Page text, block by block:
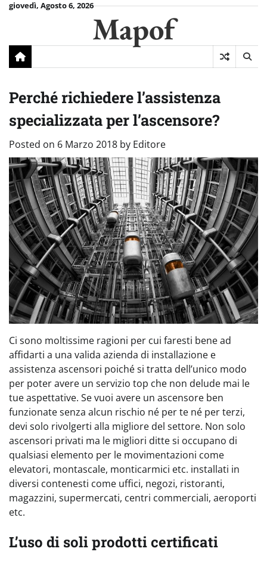
Skipgiovedì, Agosto 6, 2026
Mapof
Perché richiedere l’assistenza
specializzata per l’ascensore?
Posted on 6 Marzo 2018 by Editore
Ci sono moltissime ragioni per cui faresti bene ad
affidarti a una valida azienda di installazione e
assistenza ascensori poiché si tratta dell’unico modo
per poter avere un servizio top che non delude mai le
tue aspettative. Se vuoi avere un ascensore ben
funzionate senza alcun rischio né per te né per terzi,
devi solo rivolgerti alla migliore del settore. Non solo
ascensori privati ma le migliori ditte si occupano di
qualsiasi elemento per le movimentazioni come
elevatori, montascale, monticarmici etc. installati in
diversi contenesti come uffici, negozi, ristoranti,
magazzini, supermercati, centri commerciali, aeroporti
etc.
L’uso di soli prodotti certificati